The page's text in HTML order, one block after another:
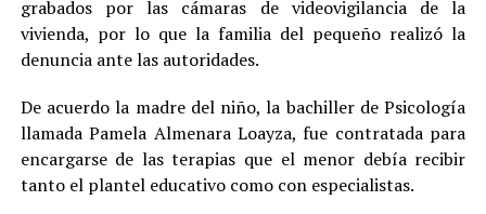
grabados por las cámaras de videovigilancia de la
vivienda, por lo que la familia del pequeño realizó la
denuncia ante las autoridades.
De acuerdo la madre del niño, la bachiller de Psicología
llamada Pamela Almenara Loayza, fue contratada para
encargarse de las terapias que el menor debía recibir
tanto el plantel educativo como con especialistas.